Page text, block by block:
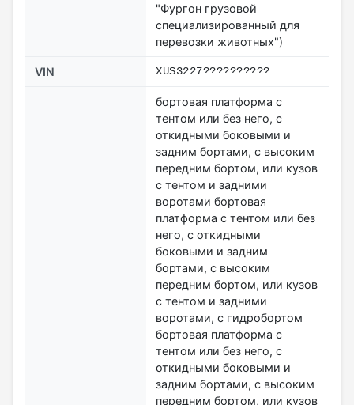
"Фургон грузовой
специализированный для
перевозки животных")
VIN XUS3227??????????
бортовая платформа с
тентом или без него, с
откидными боковыми и
задним бортами, с высоким
передним бортом, или кузов
с тентом и задними
воротами бортовая
платформа с тентом или без
него, с откидными
боковыми и задним
бортами, с высоким
передним бортом, или кузов
с тентом и задними
воротами, с гидробортом
бортовая платформа с
тентом или без него, с
откидными боковыми и
задним бортами, с высоким
передним бортом, или кузов